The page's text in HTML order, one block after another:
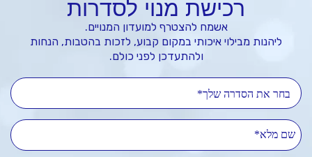
רכישת מנוי לסדרות
אשמח להצטרף למועדון המנויים.
ליהנות מבילוי איכותי במקום קבוע, לזכות בהטבות, הנחות
ולהתעדכן לפני כולם.
בחר את הסדרה שלך*